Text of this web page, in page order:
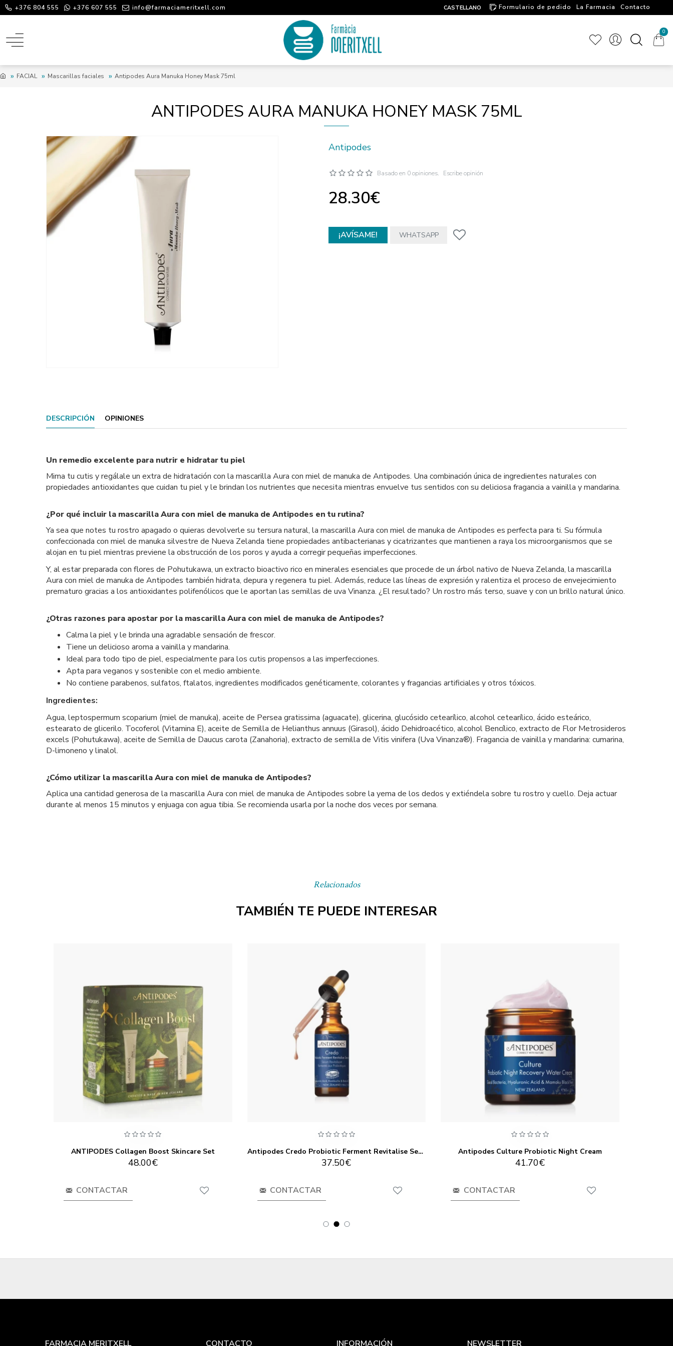
+376 804 555 +376 607 555 info@farmaciameritxell.com CASTELLANO Formulario de pedido La Farmacia
Contacto
0
FACIAL Mascarillas faciales Antipodes Aura Manuka Honey Mask 75ml
ANTIPODES AURA MANUKA HONEY MASK 75ML
Antipodes
Basado en 0 opiniones. Escribe opinión
28.30€
¡AVÍSAME! WHATSAPP
Relacionados
TAMBIÉN TE PUEDE INTERESAR
ANTIPODES Collagen Boost Skincare Set
48.00€
CONTACTAR
Antipodes Credo Probiotic Ferment Revitalise Serum 30ml
37.50€
CONTACTAR
Antipodes Culture Probiotic Night Cream
41.70€
CONTACTAR
DESCRIPCIÓN OPINIONES
Un remedio excelente para nutrir e hidratar tu piel
Mima tu cutis y regálale un extra de hidratación con la mascarilla Aura con miel de manuka de Antipodes. Una combinación única de ingredientes naturales con
propiedades antioxidantes que cuidan tu piel y le brindan los nutrientes que necesita mientras envuelve tus sentidos con su deliciosa fragancia a vainilla y mandarina.
¿Por qué incluir la mascarilla Aura con miel de manuka de Antipodes en tu rutina?
Ya sea que notes tu rostro apagado o quieras devolverle su tersura natural, la mascarilla Aura con miel de manuka de Antipodes es perfecta para ti. Su fórmula
confeccionada con miel de manuka silvestre de Nueva Zelanda tiene propiedades antibacterianas y cicatrizantes que mantienen a raya los microorganismos que se
alojan en tu piel mientras previene la obstrucción de los poros y ayuda a corregir pequeñas imperfecciones.
Y, al estar preparada con flores de Pohutukawa, un extracto bioactivo rico en minerales esenciales que procede de un árbol nativo de Nueva Zelanda, la mascarilla
Aura con miel de manuka de Antipodes también hidrata, depura y regenera tu piel. Además, reduce las líneas de expresión y ralentiza el proceso de envejecimiento
prematuro gracias a los antioxidantes polifenólicos que le aportan las semillas de uva Vinanza. ¿El resultado? Un rostro más terso, suave y con un brillo natural único.
¿Otras razones para apostar por la mascarilla Aura con miel de manuka de Antipodes?
Calma la piel y le brinda una agradable sensación de frescor.
Tiene un delicioso aroma a vainilla y mandarina.
Ideal para todo tipo de piel, especialmente para los cutis propensos a las imperfecciones.
Apta para veganos y sostenible con el medio ambiente.
No contiene parabenos, sulfatos, ftalatos, ingredientes modificados genéticamente, colorantes y fragancias artificiales y otros tóxicos.
Ingredientes:
Agua, leptospermum scoparium (miel de manuka), aceite de Persea gratissima (aguacate), glicerina, glucósido cetearílico, alcohol cetearílico, ácido esteárico,
estearato de glicerilo. Tocoferol (Vitamina E), aceite de Semilla de Helianthus annuus (Girasol), ácido Dehidroacético, alcohol Bencílico, extracto de Flor Metrosideros
excels (Pohutukawa), aceite de Semilla de Daucus carota (Zanahoria), extracto de semilla de Vitis vinifera (Uva Vinanza®). Fragancia de vainilla y mandarina: cumarina,
D-limoneno y linalol.
¿Cómo utilizar la mascarilla Aura con miel de manuka de Antipodes?
Aplica una cantidad generosa de la mascarilla Aura con miel de manuka de Antipodes sobre la yema de los dedos y extiéndela sobre tu rostro y cuello. Deja actuar
durante al menos 15 minutos y enjuaga con agua tibia. Se recomienda usarla por la noche dos veces por semana.
FARMACIA MERITXELL CONTACTO INFORMACIÓN NEWSLETTER